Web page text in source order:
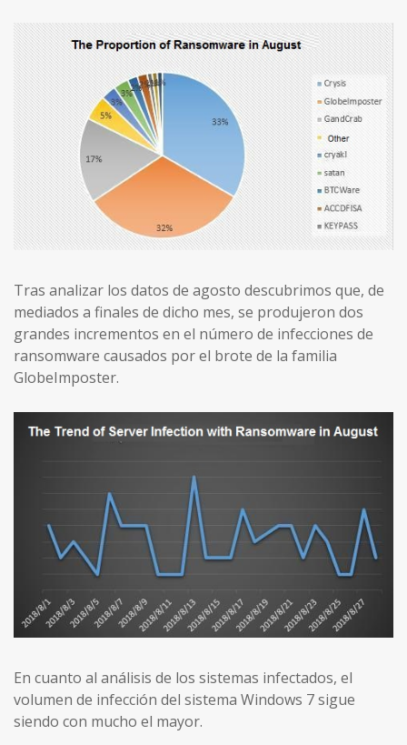
Tras analizar los datos de agosto descubrimos que, de
mediados a finales de dicho mes, se produjeron dos
grandes incrementos en el número de infecciones de
ransomware causados ​​por el brote de la familia
GlobeImposter.
En cuanto al análisis de los sistemas infectados, el
volumen de infección del sistema Windows 7 sigue
siendo con mucho el mayor.